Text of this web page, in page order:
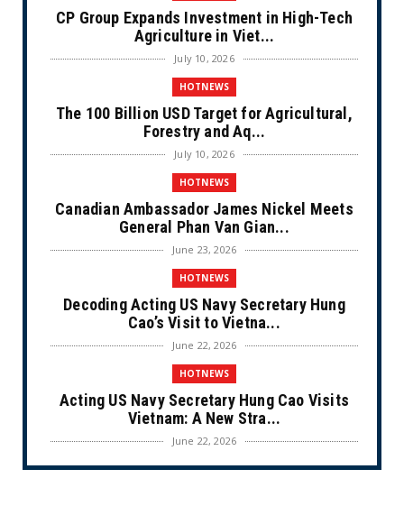
CP Group Expands Investment in High-Tech
Agriculture in Viet...
July 10, 2026
HOTNEWS
The 100 Billion USD Target for Agricultural,
Forestry and Aq...
July 10, 2026
HOTNEWS
Canadian Ambassador James Nickel Meets
General Phan Van Gian...
June 23, 2026
HOTNEWS
Decoding Acting US Navy Secretary Hung
Cao’s Visit to Vietna...
June 22, 2026
HOTNEWS
Acting US Navy Secretary Hung Cao Visits
Vietnam: A New Stra...
June 22, 2026
CULTURE